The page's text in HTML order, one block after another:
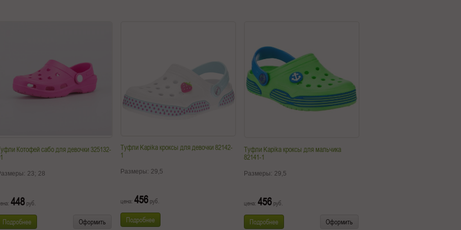
Котофей сабо для девочки 325132-
23; 28
448 руб.
Подробнее Оформить
Туфли Kapika кроксы для девочки 82142-
1
Размеры: 29,5
цена: 456 руб.
Подробнее
Туфли Kapika кроксы для мальчика
82141-1
Размеры: 29,5
цена: 456 руб.
Подробнее Оформить